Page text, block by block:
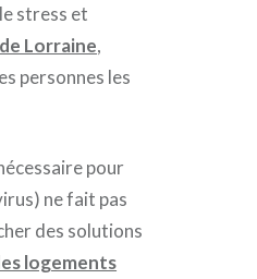
stress et
Lorraine,
personnes les
pour
ne fait pas
des solutions
logements